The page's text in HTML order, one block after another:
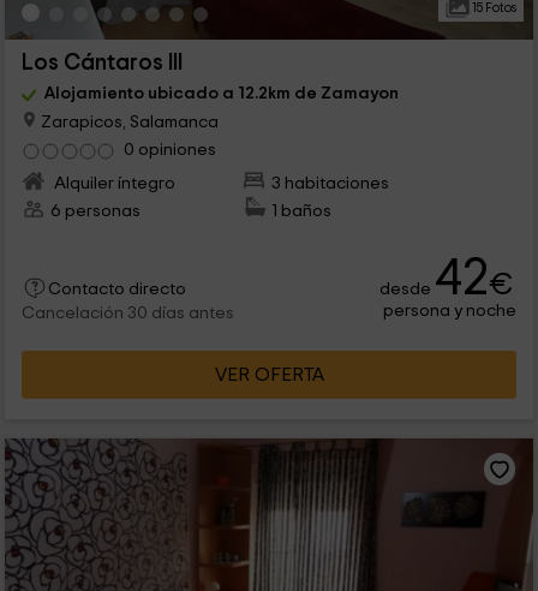
15 Fotos
Los Cántaros III
Alojamiento ubicado a 12.2km de Zamayon
Zarapicos, Salamanca
0 opiniones
Alquiler íntegro
3 habitaciones
6 personas
1 baños
Contacto directo
Cancelación 30 días antes
desde 42€
persona y noche
VER OFERTA